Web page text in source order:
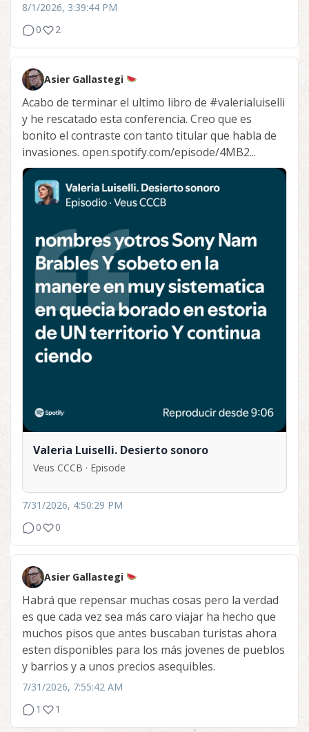
8/1/2026, 3:39:44 PM
0
2
Asier Gallastegi
Acabo de terminar el ultimo libro de #valerialuiselli
y he rescatado esta conferencia. Creo que es
bonito el contraste con tanto titular que habla de
invasiones. open.spotify.com/episode/4MB2...
Valeria Luiselli. Desierto sonoro
Veus CCCB · Episode
7/31/2026, 4:50:29 PM
0
0
Asier Gallastegi
Habrá que repensar muchas cosas pero la verdad
es que cada vez sea más caro viajar ha hecho que
muchos pisos que antes buscaban turistas ahora
esten disponibles para los más jovenes de pueblos
y barrios y a unos precios asequibles.
7/31/2026, 7:55:42 AM
1
1